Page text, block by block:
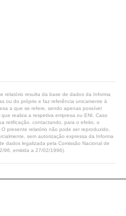
relatório resulta da base de dados da Informa
ou do próprio e faz referência unicamente à
a que se refere, sendo apenas possível
realiza a respetiva empresa ou ENI. Caso
retificação, contactando, para o efeito, o
presente relatório não pode ser reproduzido,
sem autorização expressa da Informa
dados legalizada pela Comissão Nacional de
96, emitida a 27/02/1996).